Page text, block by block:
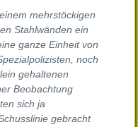
mehrstöckigen
Stahlwänden ein
ganze Einheit von
noch
gehaltenen
Beobachtung
sich ja
gebracht